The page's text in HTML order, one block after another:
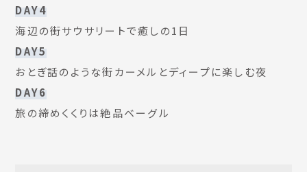
DAY4
海辺の街サウサリートで癒しの1日
DAY5
おとぎ話のような街カーメルとディープに楽しむ夜
DAY6
旅の締めくくりは絶品ベーグル